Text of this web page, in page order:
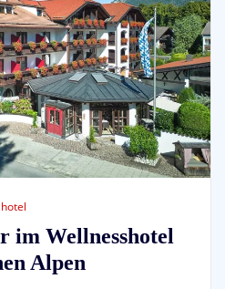
hotel
im Wellnesshotel
Alpen